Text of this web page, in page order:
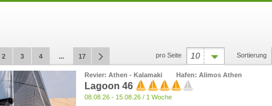
2 3 4 ... 17 Sortierung
10
pro Seite
Revier: Athen - Kalamaki Hafen: Alimos Athen
Lagoon 46
08.08.26 - 15.08.26 / 1 Woche